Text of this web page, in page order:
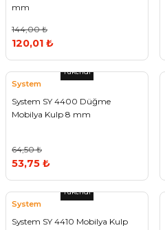
mm
144,00 ₺
120,01 ₺
Tükendi
System
System SY 4400 Düğme
Mobilya Kulp 8 mm
64,50 ₺
53,75 ₺
Tükendi
System
System SY 4410 Mobilya Kulp